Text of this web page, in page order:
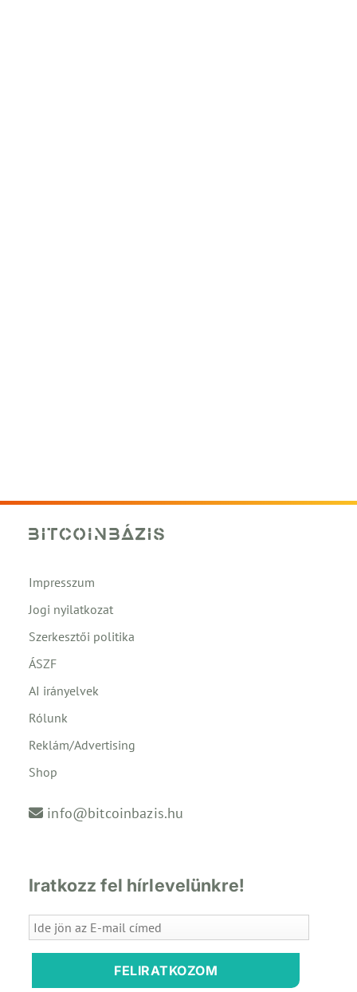
Impresszum
Jogi nyilatkozat
Szerkesztői politika
ÁSZF
AI irányelvek
Rólunk
Reklám/Advertising
Shop
info@bitcoinbazis.hu
Iratkozz fel hírlevelünkre!
FELIRATKOZOM